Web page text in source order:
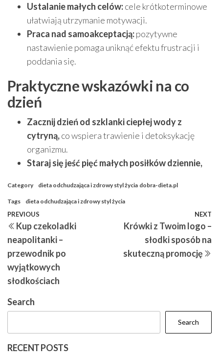
Ustalanie małych celów:cele krótkoterminowe
ułatwiają utrzymanie motywacji.
Praca nad samoakceptacją:pozytywne
nastawienie pomaga uniknąć efektu frustracji i
poddania się.
Praktyczne wskazówki na co
dzień
Zacznij dzień od szklanki ciepłej wody z
cytryną,co wspiera trawienie i detoksykację
organizmu.
Staraj się jeść pięć małych posiłków dziennie,
Category dieta odchudzająca i zdrowy styl życia dobra-dieta.pl
Tags dieta odchudzająca i zdrowy styl życia
Post
navigation
Previous
Post
PREVIOUS
Kup czekoladki
neapolitanki –
przewodnik po
wyjątkowych
słodkościach
NEXT
Krówki z Twoim logo –
słodki sposób na
skuteczną promocję
Search
Search
RECENT POSTS